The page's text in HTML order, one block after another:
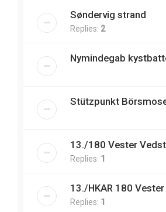
Søndervig strand
Replies: 2
Nymindegab
Stützpunkt
13./180 Vester
Replies: 1
13./HKAR 180
Replies: 1